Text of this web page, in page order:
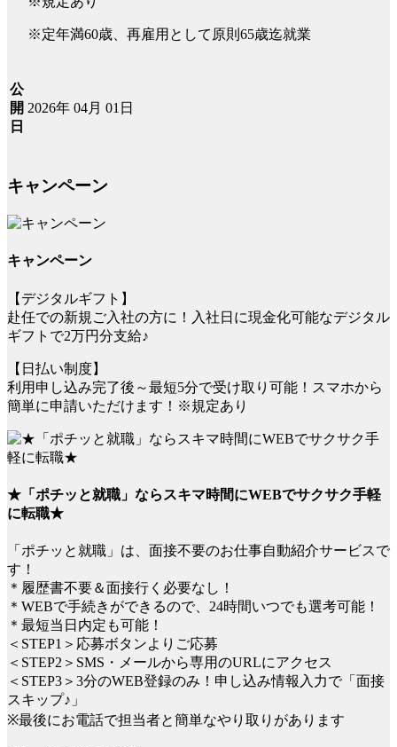
※定年満60歳、再雇用として原則65歳迄就業
公
開
日
2026年 04月 01日
キャンペーン
キャンペーン
【デジタルギフト】
赴任での新規ご入社の方に！入社日に現金化可能なデジタル
ギフトで2万円分支給♪
【日払い制度】
利用申し込み完了後～最短5分で受け取り可能！スマホから
簡単に申請いただけます！※規定あり
★「ポチッと就職」ならスキマ時間にWEBでサクサク手軽
に転職★
「ポチッと就職」は、面接不要のお仕事自動紹介サービスで
す！
＊履歴書不要＆面接行く必要なし！
＊WEBで手続きができるので、24時間いつでも選考可能！
＊最短当日内定も可能！
＜STEP1＞応募ボタンよりご応募
＜STEP2＞SMS・メールから専用のURLにアクセス
＜STEP3＞3分のWEB登録のみ！申し込み情報入力で「面接
スキップ♪」
※最後にお電話で担当者と簡単なやり取りがあります